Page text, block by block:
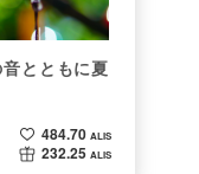
とともに夏
484.70 ALIS
232.25 ALIS